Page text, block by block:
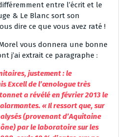
entre l’écrit et le
& Le Blanc sort son
dire ce que vous avez raté !
Morel vous donnera une bonne
j’ai extrait ce paragraphe :
justement : le
Excell de l’œnologue très
a révélé en février 2013 le
« Il ressort que, sur
(provenant d’Aquitaine
par le laboratoire sur les